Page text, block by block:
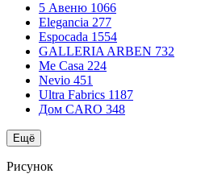
5 Авеню 1066
Elegancia 277
Espocada 1554
GALLERIA ARBEN 732
Me Casa 224
Nevio 451
Ultra Fabrics 1187
Дом CARO 348
Ещё
Рисунок